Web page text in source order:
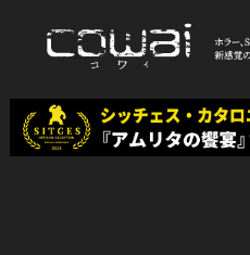
WEB映画マ
ワ